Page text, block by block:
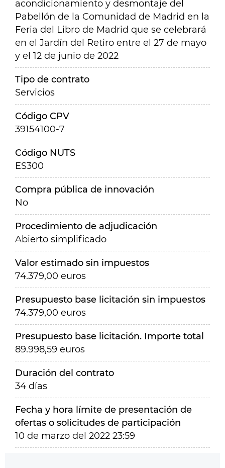
acondicionamiento y desmontaje del
Pabellón de la Comunidad de Madrid en la
Feria del Libro de Madrid que se celebrará
en el Jardín del Retiro entre el 27 de mayo
y el 12 de junio de 2022
Tipo de contrato
Servicios
Código CPV
39154100-7
Código NUTS
ES300
Compra pública de innovación
No
Procedimiento de adjudicación
Abierto simplificado
Valor estimado sin impuestos
74.379,00 euros
Presupuesto base licitación sin impuestos
74.379,00 euros
Presupuesto base licitación. Importe total
89.998,59 euros
Duración del contrato
34 días
Fecha y hora límite de presentación de
ofertas o solicitudes de participación
10 de marzo del 2022 23:59